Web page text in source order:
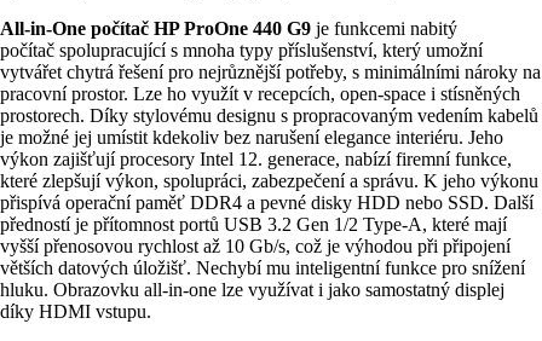
All-in-One počítač HP ProOne 440 G9 je funkcemi nabitý
počítač spolupracující s mnoha typy příslušenství, který umožní
vytvářet chytrá řešení pro nejrůznější potřeby, s minimálními nároky na
pracovní prostor. Lze ho využít v recepcích, open-space i stísněných
prostorech. Díky stylovému designu s propracovaným vedením kabelů
je možné jej umístit kdekoliv bez narušení elegance interiéru. Jeho
výkon zajišťují procesory Intel 12. generace, nabízí firemní funkce,
které zlepšují výkon, spolupráci, zabezpečení a správu. K jeho výkonu
přispívá operační paměť DDR4 a pevné disky HDD nebo SSD. Další
předností je přítomnost portů USB 3.2 Gen 1/2 Type-A, které mají
vyšší přenosovou rychlost až 10 Gb/s, což je výhodou při připojení
větších datových úložišť. Nechybí mu inteligentní funkce pro snížení
hluku. Obrazovku all-in-one lze využívat i jako samostatný displej
díky HDMI vstupu.